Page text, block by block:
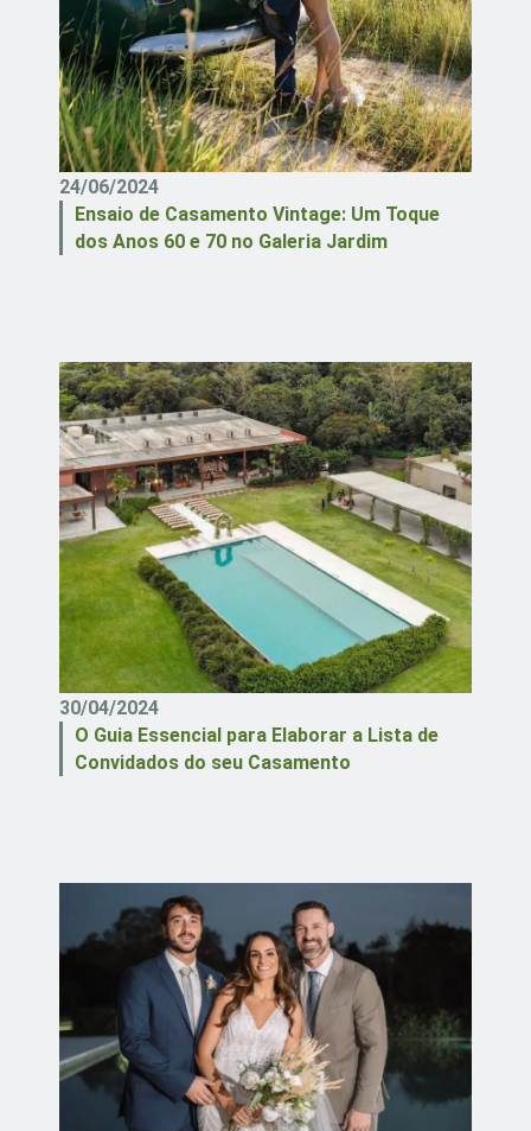
24/06/2024
Ensaio de Casamento Vintage: Um Toque
dos Anos 60 e 70 no Galeria Jardim
30/04/2024
O Guia Essencial para Elaborar a Lista de
Convidados do seu Casamento